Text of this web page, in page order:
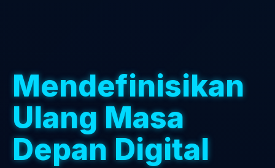
Mendefinisikan
Ulang Masa
Depan Digital